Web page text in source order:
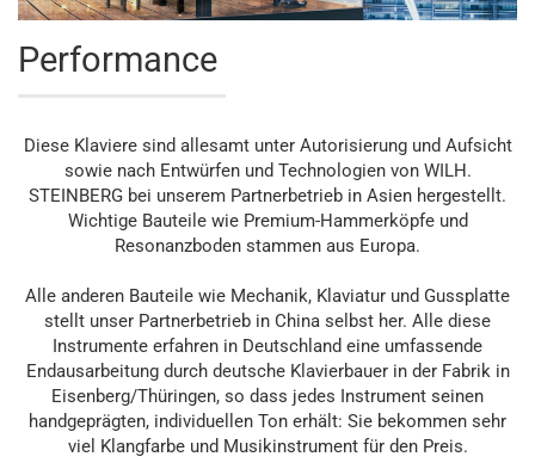
Performance
Diese Klaviere sind allesamt unter Autorisierung und Aufsicht
sowie nach Entwürfen und Technologien von WILH.
STEINBERG bei unserem Partnerbetrieb in Asien hergestellt.
Wichtige Bauteile wie Premium-Hammerköpfe und
Resonanzboden stammen aus Europa.
Alle anderen Bauteile wie Mechanik, Klaviatur und Gussplatte
stellt unser Partnerbetrieb in China selbst her. Alle diese
Instrumente erfahren in Deutschland eine umfassende
Endausarbeitung durch deutsche Klavierbauer in der Fabrik in
Eisenberg/Thüringen, so dass jedes Instrument seinen
handgeprägten, individuellen Ton erhält: Sie bekommen sehr
viel Klangfarbe und Musikinstrument für den Preis.